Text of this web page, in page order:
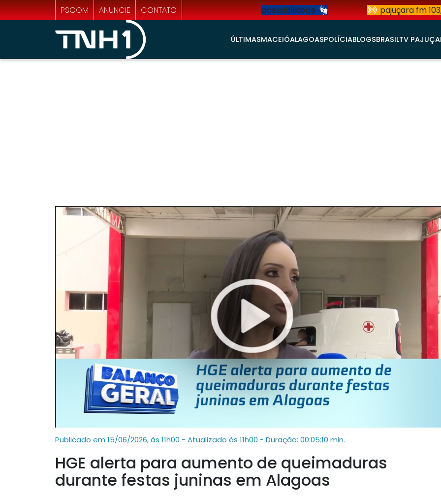
PSCOM ANUNCIE CONTATO acessibilidade pajuçara fm
ÚLTIMASMACEIÓALAGOASPOLÍCIABLOGSBRASILTV
Publicado em 15/06/2026, às 11h00 - Atualizado às 11h00 - Duração: 00:05:10 min.
HGE alerta para aumento de queimaduras
durante festas juninas em Alagoas